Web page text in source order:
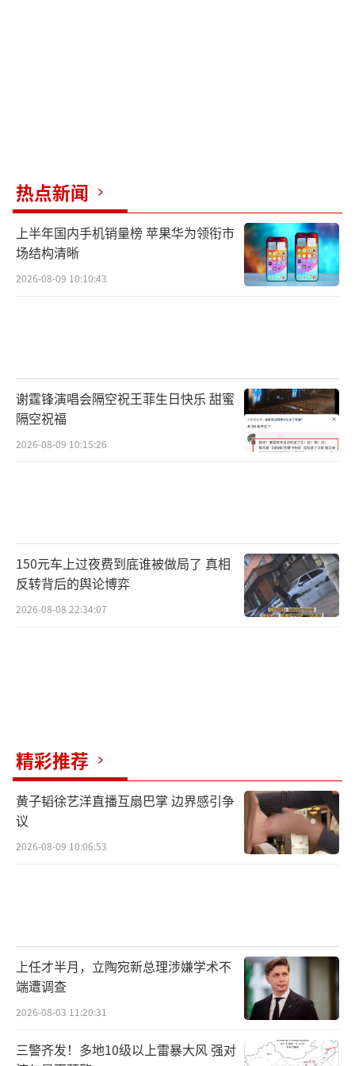
热点新闻
上半年国内手机销量榜 苹果华为领衔市
场结构清晰
2026-08-09 10:10:43
谢霆锋演唱会隔空祝王菲生日快乐 甜蜜
隔空祝福
2026-08-09 10:15:26
150元车上过夜费到底谁被做局了 真相
反转背后的舆论博弈
2026-08-08 22:34:07
精彩推荐
黄子韬徐艺洋直播互扇巴掌 边界感引争
议
2026-08-09 10:06:53
上任才半月，立陶宛新总理涉嫌学术不
端遭调查
2026-08-03 11:20:31
三警齐发！多地10级以上雷暴大风 强对